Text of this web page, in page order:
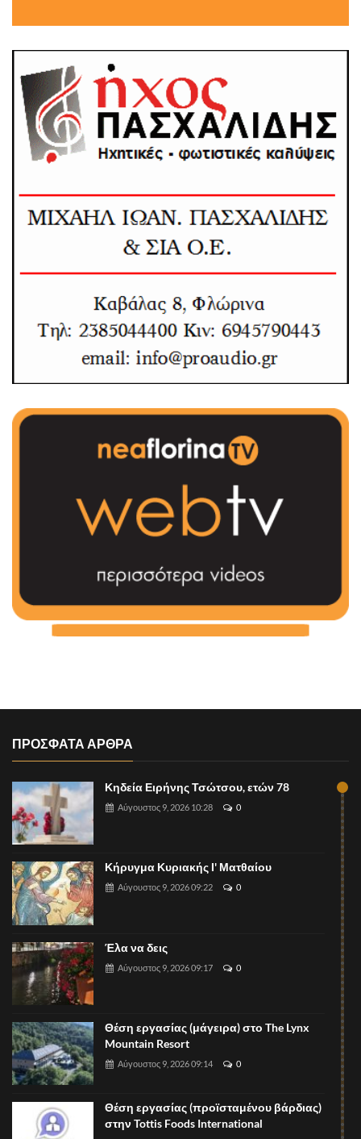
ΠΡΟΣΦΑΤΑ ΑΡΘΡΑ
Κηδεία Ειρήνης Τσώτσου, ετών 78
Αύγουστος 9, 2026 10:28 0
Κήρυγμα Κυριακής Ι' Ματθαίου
Αύγουστος 9, 2026 09:22 0
Έλα να δεις
Αύγουστος 9, 2026 09:17 0
Θέση εργασίας (μάγειρα) στο The Lynx
Mountain Resort
Αύγουστος 9, 2026 09:14 0
Θέση εργασίας (προϊσταμένου βάρδιας)
στην Tottis Foods International